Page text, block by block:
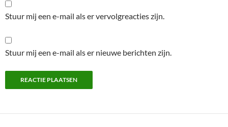
Stuur mij een e-mail als er vervolgreacties zijn.
Stuur mij een e-mail als er nieuwe berichten zijn.